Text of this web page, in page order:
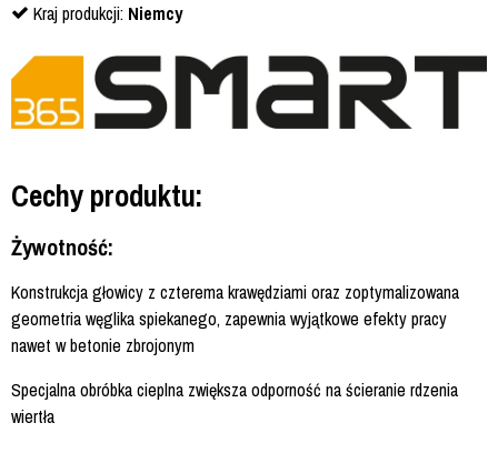
Kraj produkcji: Niemcy
Cechy produktu:
Żywotność:
Konstrukcja głowicy z czterema krawędziami oraz zoptymalizowana
geometria węglika spiekanego, zapewnia wyjątkowe efekty pracy
nawet w betonie zbrojonym
Specjalna obróbka cieplna zwiększa odporność na ścieranie rdzenia
wiertła